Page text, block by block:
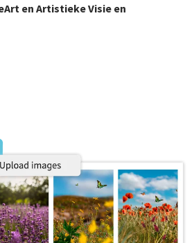
en Artistieke Visie en